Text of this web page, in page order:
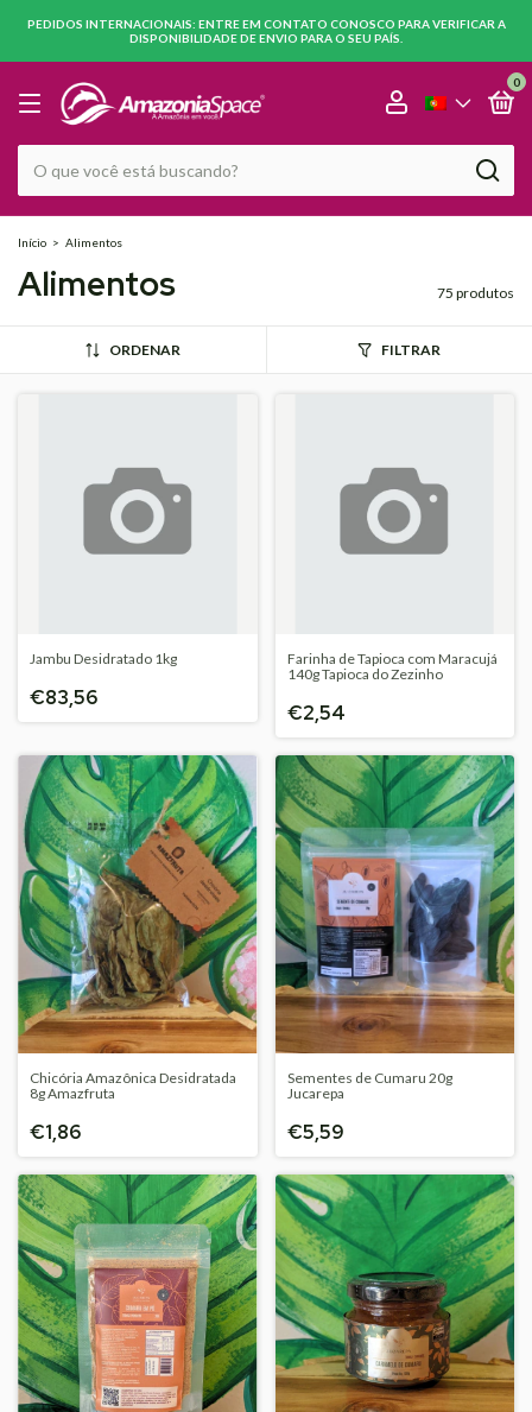
PEDIDOS INTERNACIONAIS: ENTRE EM CONTATO CONOSCO PARA VERIFICAR A
DISPONIBILIDADE DE ENVIO PARA O SEU PAÍS.
0
Início > Alimentos
Alimentos 75 produtos
ORDENAR FILTRAR
Jambu Desidratado 1kg
€83,56
Farinha de Tapioca com Maracujá
140g Tapioca do Zezinho
€2,54
Chicória Amazônica Desidratada
8g Amazfruta
€1,86
Sementes de Cumaru 20g
Jucarepa
€5,59